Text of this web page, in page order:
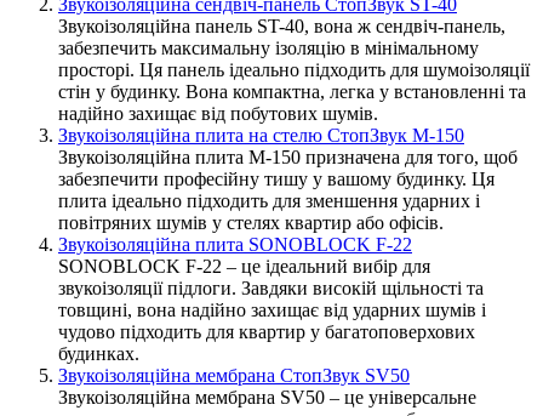
Звукоізоляційна панель ST-40, вона ж сендвіч-панель,
забезпечить максимальну ізоляцію в мінімальному
просторі. Ця панель ідеально підходить для шумоізоляції
стін у будинку. Вона компактна, легка у встановленні та
надійно захищає від побутових шумів.
Звукоізоляційна плита на стелю СтопЗвук М-150
Звукоізоляційна плита М-150 призначена для того, щоб
забезпечити професійну тишу у вашому будинку. Ця
плита ідеально підходить для зменшення ударних і
повітряних шумів у стелях квартир або офісів.
Звукоізоляційна плита SONOBLOCK F-22
SONOBLOCK F-22 – це ідеальний вибір для
звукоізоляції підлоги. Завдяки високій щільності та
товщині, вона надійно захищає від ударних шумів і
чудово підходить для квартир у багатоповерхових
будинках.
Звукоізоляційна мембрана СтопЗвук SV50
Звукоізоляційна мембрана SV50 – це універсальне